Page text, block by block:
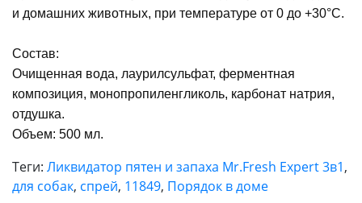
и домашних животных, при температуре от 0 до +30°С.
Состав:
Очищенная вода, лаурилсульфат, ферментная
композиция, монопропиленгликоль, карбонат натрия,
отдушка.
Объем: 500 мл.
Теги: Ликвидатор пятен и запаха Mr.Fresh Expert 3в1,
для собак, спрей, 11849, Порядок в доме